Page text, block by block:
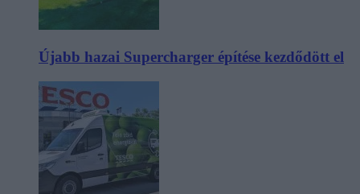
Újabb hazai Supercharger építése kezdődött el